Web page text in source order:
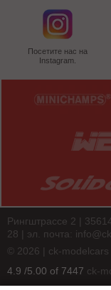
Посетите нас на
Instagram.
Рингштрассе 2 |
28 | эл. почта:
© 2026 | ck-
4.9 /5.00 of 7447 ck-